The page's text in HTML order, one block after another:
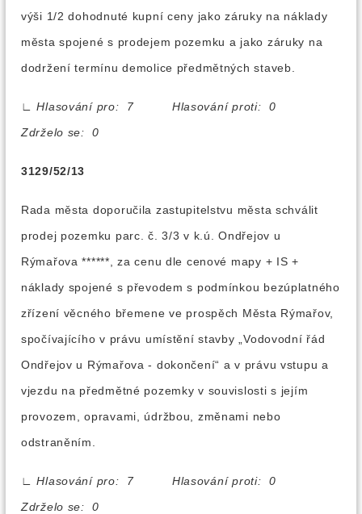
výši 1/2 dohodnuté kupní ceny jako záruky na náklady
města spojené s prodejem pozemku a jako záruky na
dodržení termínu demolice předmětných staveb.
∟
Hlasování pro: 7 Hlasování proti: 0
Zdrželo se: 0
3129/52/13
Rada města doporučila zastupitelstvu města schválit
prodej pozemku parc. č. 3/3 v k.ú. Ondřejov u
Rýmařova ******, za cenu dle cenové mapy + IS +
náklady spojené s převodem s podmínkou bezúplatného
zřízení věcného břemene ve prospěch Města Rýmařov,
spočívajícího v právu umístění stavby „Vodovodní řád
Ondřejov u Rýmařova - dokončení“ a v právu vstupu a
vjezdu na předmětné pozemky v souvislosti s jejím
provozem, opravami, údržbou, změnami nebo
odstraněním.
∟
Hlasování pro: 7 Hlasování proti: 0
Zdrželo se: 0